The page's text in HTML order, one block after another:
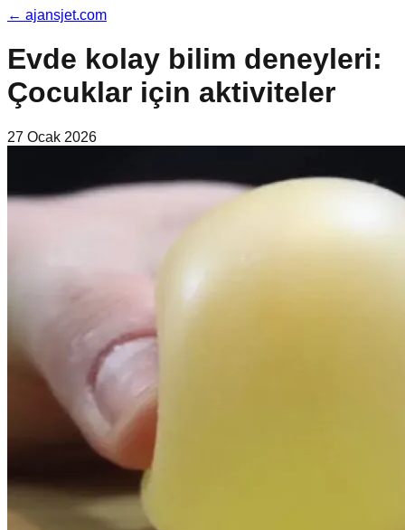
← ajansjet.com
Evde kolay bilim deneyleri:
Çocuklar için aktiviteler
27 Ocak 2026